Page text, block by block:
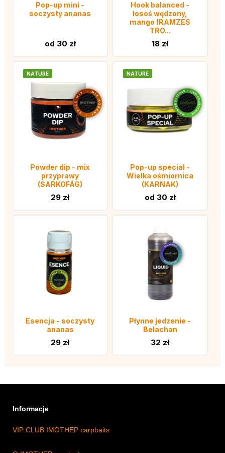
Pop-up mini -
soczysty ananas
od 30 zł
Hook balanced -
łosoś wędzony,
mango (RAMZES
TRO...
18 zł
NATURE
Powder dip - mix
przyprawy
(SARKOFÁG)
29 zł
NATURE
Pop-up special -
Wielka ośmiornica
(KARNAK)
od 30 zł
Esencja - soczysty
ananas
29 zł
Płynne jedzenie -
Belachan
32 zł
Informacje
VIP CLUB IMOTHEP carpbaits